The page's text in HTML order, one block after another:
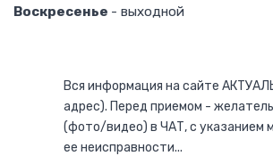
Воскресенье - выходной
Вся информация на сайте
адрес). Перед приемом -
(фото/видео) в ЧАТ, с указанием
ее неисправности...